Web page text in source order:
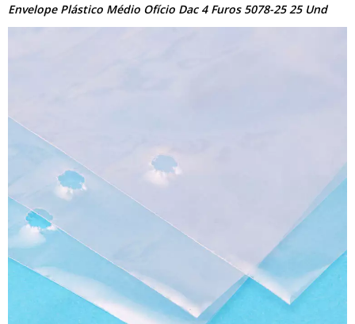
Envelope Plástico Médio Ofício Dac 4 Furos 5078-25 25 Und